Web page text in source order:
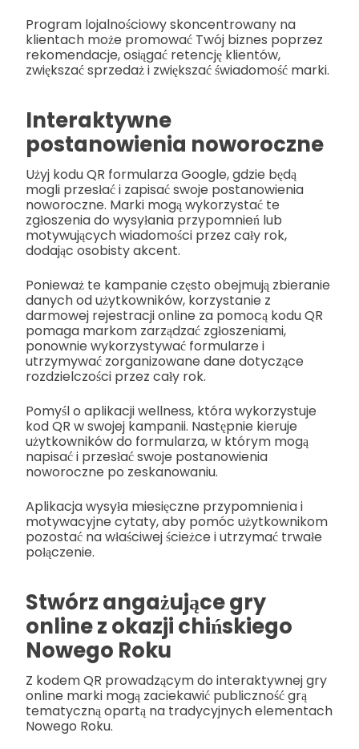
Program lojalnościowy skoncentrowany na
klientach może promować Twój biznes poprzez
rekomendacje, osiągać retencję klientów,
zwiększać sprzedaż i zwiększać świadomość marki.
Interaktywne
postanowienia noworoczne
Użyj kodu QR formularza Google, gdzie będą
mogli przesłać i zapisać swoje postanowienia
noworoczne. Marki mogą wykorzystać te
zgłoszenia do wysyłania przypomnień lub
motywujących wiadomości przez cały rok,
dodając osobisty akcent.
Ponieważ te kampanie często obejmują zbieranie
danych od użytkowników, korzystanie z
darmowej rejestracji online za pomocą kodu QR
pomaga markom zarządzać zgłoszeniami,
ponownie wykorzystywać formularze i
utrzymywać zorganizowane dane dotyczące
rozdzielczości przez cały rok.
Pomyśl o aplikacji wellness, która wykorzystuje
kod QR w swojej kampanii. Następnie kieruje
użytkowników do formularza, w którym mogą
napisać i przesłać swoje postanowienia
noworoczne po zeskanowaniu.
Aplikacja wysyła miesięczne przypomnienia i
motywacyjne cytaty, aby pomóc użytkownikom
pozostać na właściwej ścieżce i utrzymać trwałe
połączenie.
Stwórz angażujące gry
online z okazji chińskiego
Nowego Roku
Z kodem QR prowadzącym do interaktywnej gry
online marki mogą zaciekawić publiczność grą
tematyczną opartą na tradycyjnych elementach
Nowego Roku.